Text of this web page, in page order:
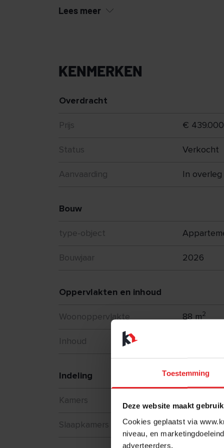
Toestemming
Deze website maakt
Cookies geplaatst via
niveau, en
adverteerders.
De ligging is ideaal: aan de Driek van
Lees meer
KENMERKEN
Overdracht
Prijs €
Status Verkocht
Aanvaarding In overleg
Bouw
type-object
Bouwjaar 2026
Oppervlakten en inhoud
Woonoppervlakte 88 m2
Inhoud
Indeling
Kamers
Slaapkamers 2